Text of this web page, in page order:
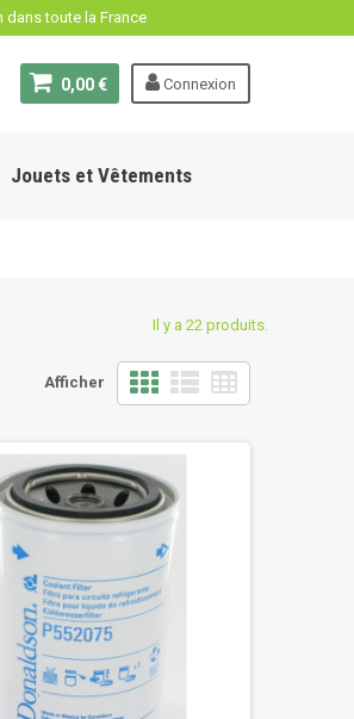
dans toute la France
Connexion
0,00 €
Jouets et Vêtements
Il y a 22 produits.
Afficher